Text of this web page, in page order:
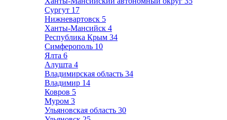
Сургут 17
Нижневартовск 5
Ханты-Мансийск 4
Республика Крым 34
Симферополь 10
Ялта 6
Алушта 4
Владимирская область 34
Владимир 14
Ковров 5
Муром 3
Ульяновская область 30